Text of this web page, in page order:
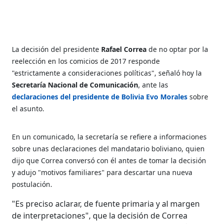
La decisión del presidente Rafael Correa de no optar por la
reelección en los comicios de 2017 responde
"estrictamente a consideraciones políticas", señaló hoy la
Secretaría Nacional de Comunicación, ante las
declaraciones del presidente de Bolivia Evo Morales sobre
el asunto.
En un comunicado, la secretaría se refiere a informaciones
sobre unas declaraciones del mandatario boliviano, quien
dijo que Correa conversó con él antes de tomar la decisión
y adujo "motivos familiares" para descartar una nueva
postulación.
"Es preciso aclarar, de fuente primaria y al margen
de interpretaciones", que la decisión de Correa